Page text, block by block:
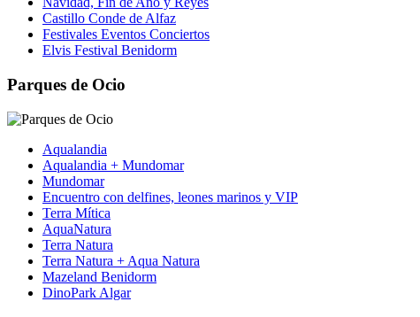
Castillo Conde de Alfaz
Festivales Eventos Conciertos
Elvis Festival Benidorm
Parques de Ocio
Aqualandia
Aqualandia + Mundomar
Mundomar
Encuentro con delfines, leones marinos y VIP
Terra Mítica
AquaNatura
Terra Natura
Terra Natura + Aqua Natura
Mazeland Benidorm
DinoPark Algar